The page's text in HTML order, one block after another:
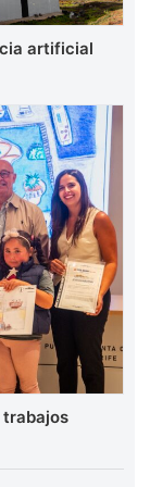
artificial
trabajos